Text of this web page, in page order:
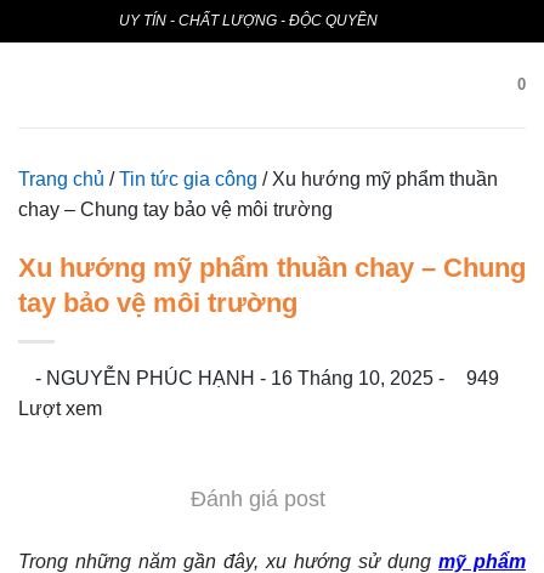
qua
UY TÍN - CHẤT LƯỢNG - ĐỘC QUYỀN
0
Trang chủ /Tin tức gia công / Xu hướng mỹ phẩm thuần
chay – Chung tay bảo vệ môi trường
Xu hướng mỹ phẩm thuần chay – Chung
tay bảo vệ môi trường
- NGUYỄN PHÚC HẠNH - 16 Tháng 10, 2025 -
949
Lượt xem
Đánh giá post
Trong những năm gần đây, xu hướng sử dụng mỹ phẩm